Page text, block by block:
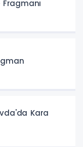
Kara